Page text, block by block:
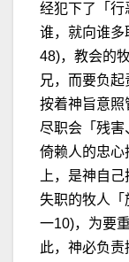
经犯下了「行
谁，就向谁多
48)，教会的
兄，而要负起
按着神旨意照
尽职会「残害
倚赖人的忠心
上，是神自
失职的牧人「
一10)，为要
此，神必负